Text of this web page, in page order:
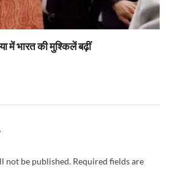
में भारत की मुश्किलें बढ़ीं
not be published. Required fields are